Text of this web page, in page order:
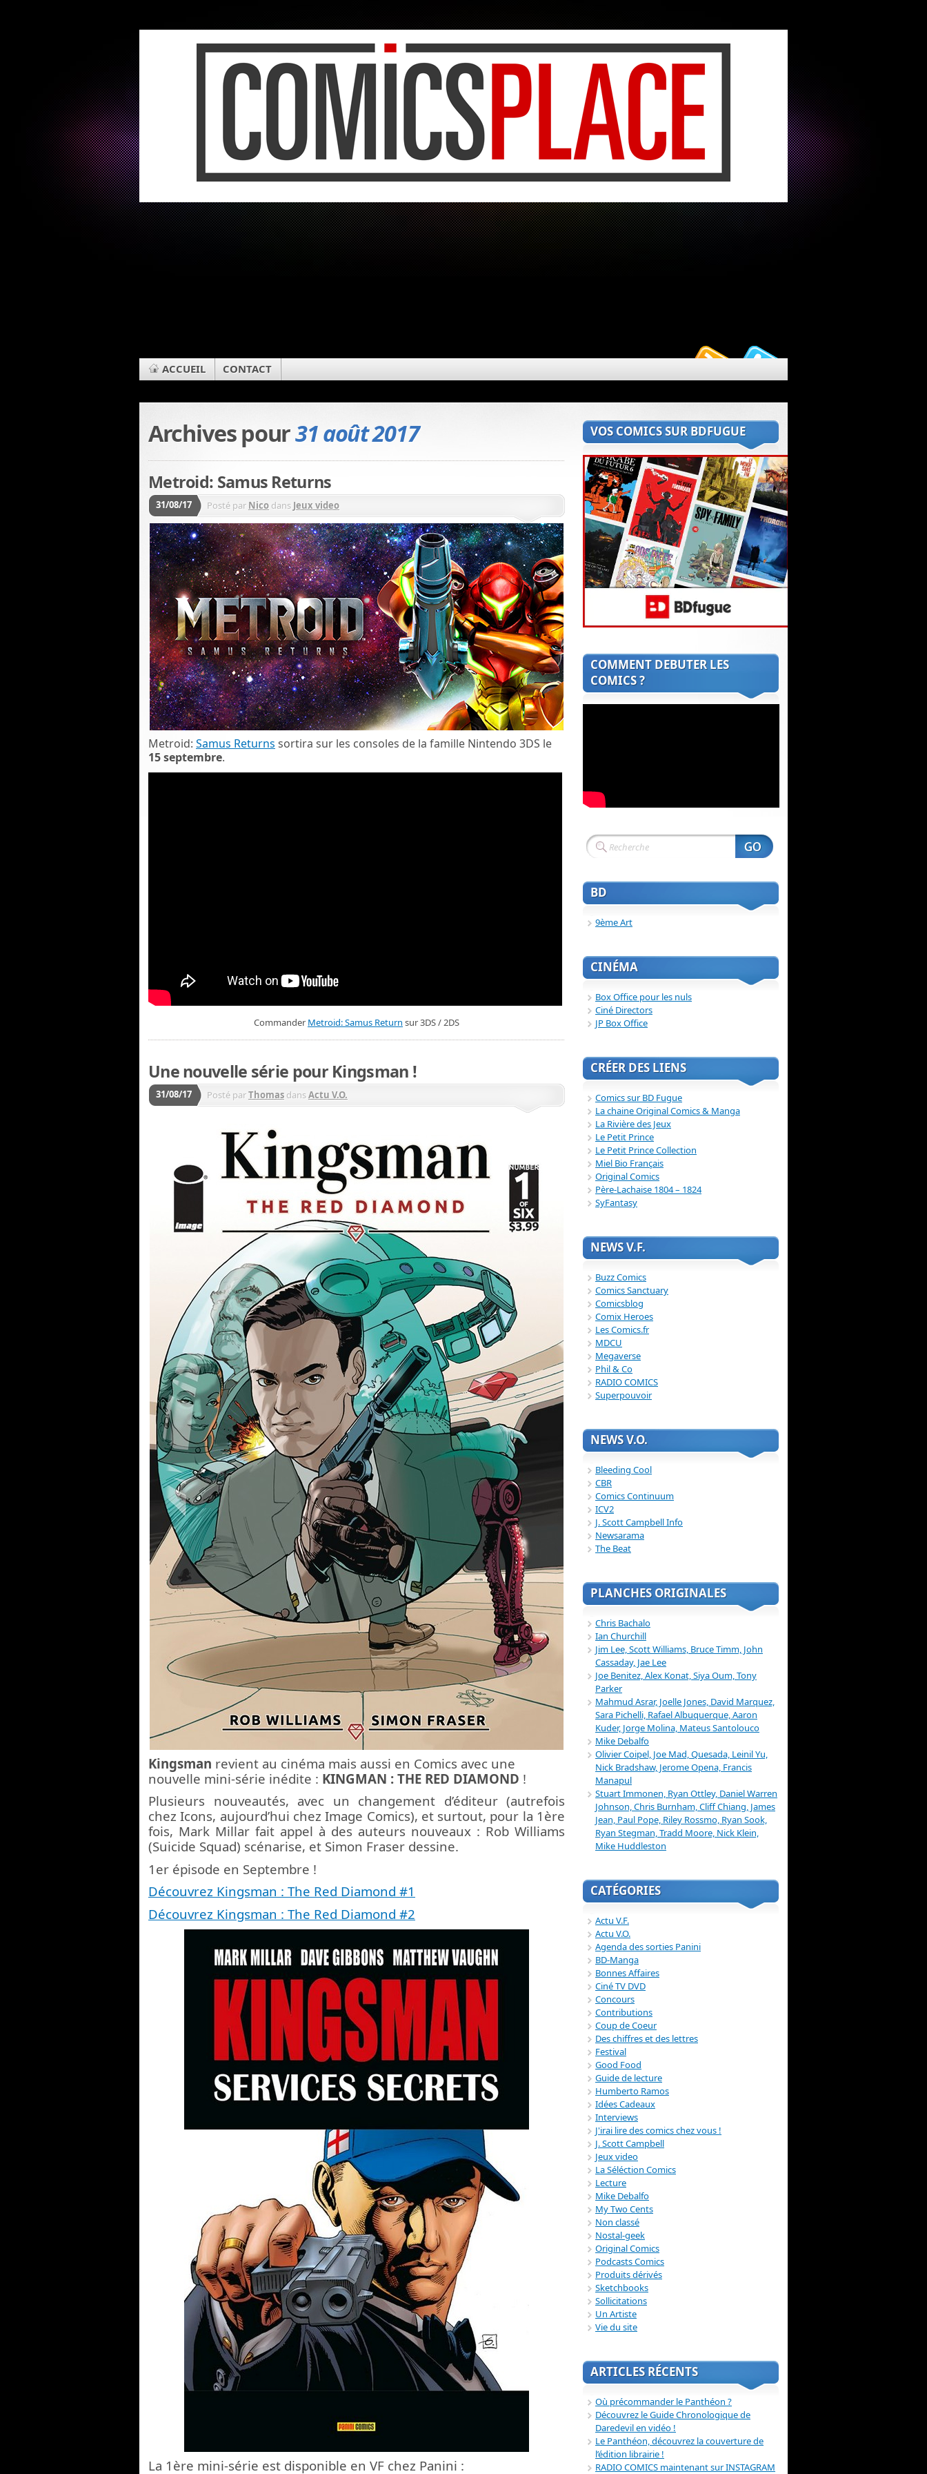
ACCUEIL CONTACT
Archives pour31 août 2017
Metroid: Samus Returns
31/08/17 Posté par Nico dans Jeux video
Metroid: Samus Returns sortira sur les consoles de la famille Nintendo 3DS le
15 septembre.
Commander Metroid: Samus Return sur 3DS / 2DS
Une nouvelle série pour Kingsman !
31/08/17 Posté parThomas dansActu V.O.
Kingsman revient au cinéma mais aussi en Comics avec une
nouvelle mini-série inédite : KINGMAN : THE RED DIAMOND !
Plusieurs nouveautés, avec un changement d’éditeur (autrefois
chez Icons, aujourd’hui chez Image Comics), et surtout, pour la 1ère
fois, Mark Millar fait appel à des auteurs nouveaux : Rob Williams
(Suicide Squad) scénarise, et Simon Fraser dessine.
1er épisode en Septembre !
Découvrez Kingsman : The Red Diamond #1
Découvrez Kingsman : The Red Diamond #2
La 1ère mini-série est disponible en VF chez Panini :
VOS COMICS SUR BDFUGUE
COMMENT DEBUTER LES
COMICS ?
BD
9ème Art
CINÉMA
Box Office pour les nuls
Ciné Directors
JP Box Office
CRÉER DES LIENS
Comics sur BD Fugue
La chaine Original Comics & Manga
La Rivière des Jeux
Le Petit Prince
Le Petit Prince Collection
Miel Bio Français
Original Comics
Père-Lachaise 1804 – 1824
SyFantasy
NEWS V.F.
Buzz Comics
Comics Sanctuary
Comicsblog
Comix Heroes
Les Comics.fr
MDCU
Megaverse
Phil & Co
RADIO COMICS
Superpouvoir
NEWS V.O.
Bleeding Cool
CBR
Comics Continuum
ICV2
J. Scott Campbell Info
Newsarama
The Beat
PLANCHES ORIGINALES
Chris Bachalo
Ian Churchill
Jim Lee, Scott Williams, Bruce Timm, John
Cassaday, Jae Lee
Joe Benitez, Alex Konat, Siya Oum, Tony
Parker
Mahmud Asrar, Joelle Jones, David Marquez,
Sara Pichelli, Rafael Albuquerque, Aaron
Kuder, Jorge Molina, Mateus Santolouco
Mike Debalfo
Olivier Coipel, Joe Mad, Quesada, Leinil Yu,
Nick Bradshaw, Jerome Opena, Francis
Manapul
Stuart Immonen, Ryan Ottley, Daniel Warren
Johnson, Chris Burnham, Cliff Chiang, James
Jean, Paul Pope, Riley Rossmo, Ryan Sook,
Ryan Stegman, Tradd Moore, Nick Klein,
Mike Huddleston
CATÉGORIES
Actu V.F.
Actu V.O.
Agenda des sorties Panini
BD-Manga
Bonnes Affaires
Ciné TV DVD
Concours
Contributions
Coup de Coeur
Des chiffres et des lettres
Festival
Good Food
Guide de lecture
Humberto Ramos
Idées Cadeaux
Interviews
J'irai lire des comics chez vous !
J. Scott Campbell
Jeux video
La Séléction Comics
Lecture
Mike Debalfo
My Two Cents
Non classé
Nostal-geek
Original Comics
Podcasts Comics
Produits dérivés
Sketchbooks
Sollicitations
Un Artiste
Vie du site
ARTICLES RÉCENTS
Où précommander le Panthéon ?
Découvrez le Guide Chronologique de
Daredevil en vidéo !
Le Panthéon, découvrez la couverture de
l’édition librairie !
RADIO COMICS maintenant sur INSTAGRAM